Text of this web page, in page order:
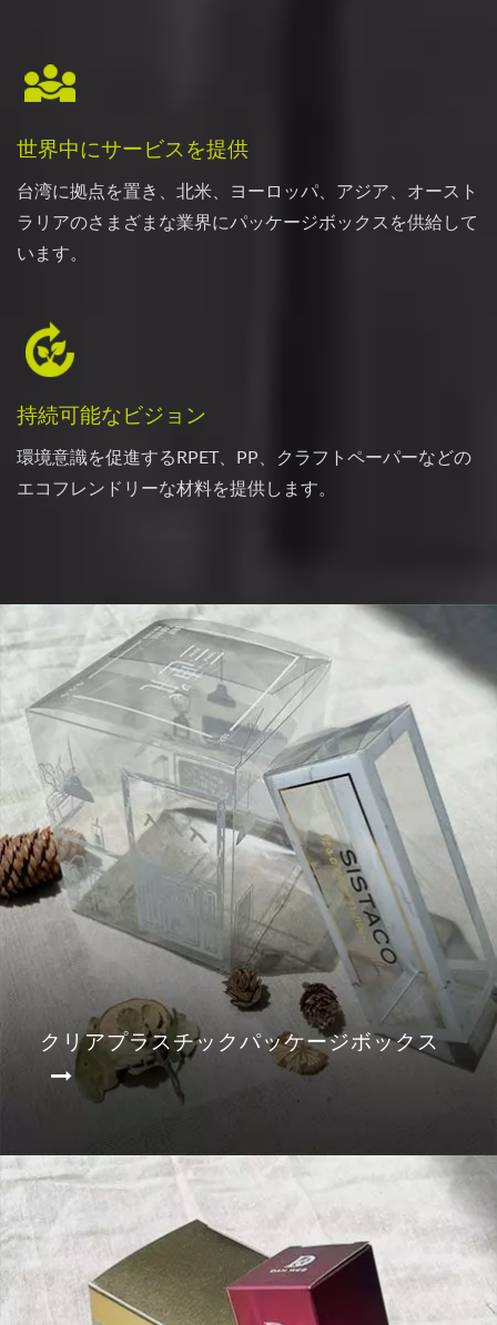
世界中にサービスを提供
台湾に拠点を置き、北米、ヨーロッパ、アジア、オースト
ラリアのさまざまな業界にパッケージボックスを供給して
います。
持続可能なビジョン
環境意識を促進するRPET、PP、クラフトペーパーなどの
エコフレンドリーな材料を提供します。
クリアプラスチックパッケージボックス